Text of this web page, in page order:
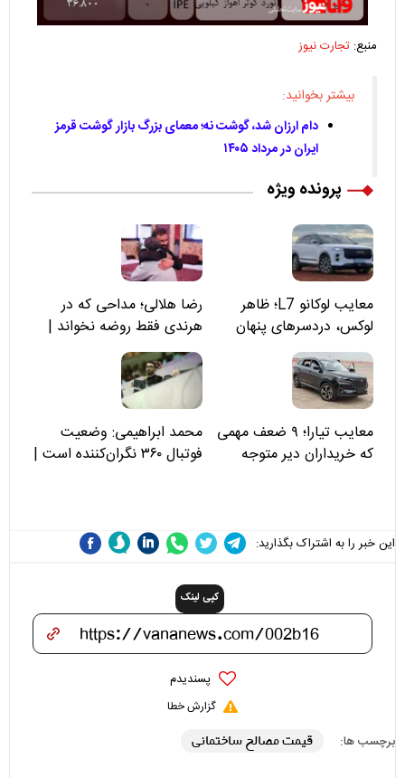
منبع: تجارت نیوز
بیشتر بخوانید:
دام ارزان شد، گوشت نه؛ معمای بزرگ بازار گوشت قرمز
ایران در مرداد ۱۴۰۵
پرونده ویژه
معایب لوکانو L7؛ ظاهر
لوکس، دردسرهای پنهان
رضا هلالی؛ مداحی که در
هرندی فقط روضه نخواند |
مسئولان «تکیه‌گاه آقا مرتضی
علی(ع)» را جدی‌تر ببینند
معایب تیارا؛ ۹ ضعف مهمی
که خریداران دیر متوجه
محمد ابراهیمی: وضعیت
فوتبال ۳۶۰ نگران‌کننده است |
این خبر را به اشتراک بگذارید:
کپی لینک
پسندیدم
گزارش خطا
برچسب ها: قیمت مصالح ساختمانی